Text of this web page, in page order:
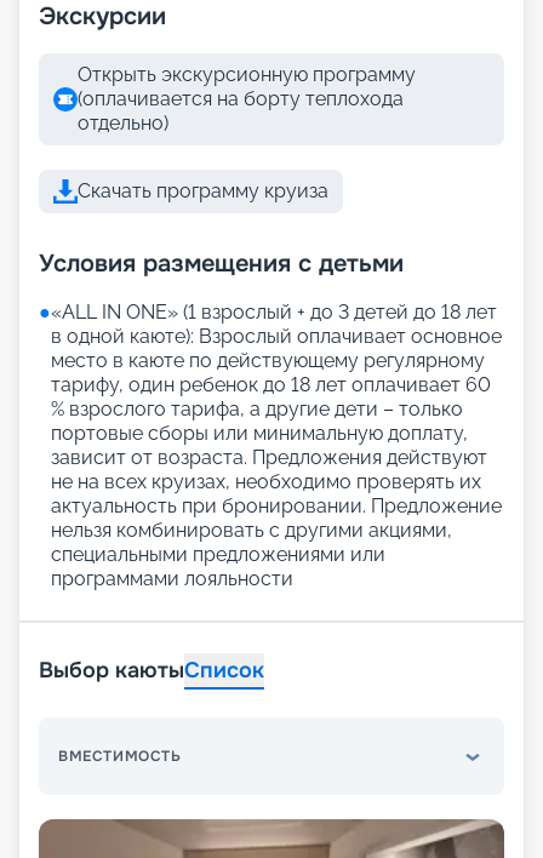
Экскурсии
Открыть экскурсионную программу
(оплачивается на борту теплохода
отдельно)
Скачать программу круиза
Условия размещения с детьми
●«АLL IN ONE» (1 взрослый + до 3 детей до 18 лет
в одной каюте): Взрослый оплачивает основное
место в каюте по действующему регулярному
тарифу, один ребенок до 18 лет оплачивает 60
% взрослого тарифа, а другие дети – только
портовые сборы или минимальную доплату,
зависит от возраста. Предложения действуют
не на всех круизах, необходимо проверять их
актуальность при бронировании. Предложение
нельзя комбинировать с другими акциями,
специальными предложениями или
программами лояльности
Выбор каютыСписок
ВМЕСТИМОСТЬ